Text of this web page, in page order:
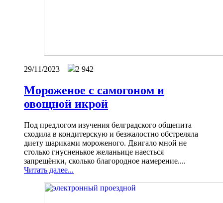
29/11/2023 2 942
Мороженое с самогоном и
овощной икрой
Под предлогом изучения белградского общепита
сходила в кондитерскую и безжалостно обстреляла
диету шариками мороженого. Двигало мной не
столько гнусненькое желаньице наесться
запрещёнки, сколько благородное намерение....
Читать далее...